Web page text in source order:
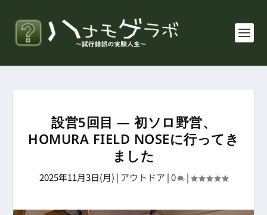
設営5回目 ― 初ソロ野営、
HOMURA FIELD NOSEに行ってき
ました
2025年11月3日(月) | アウトドア |0 |